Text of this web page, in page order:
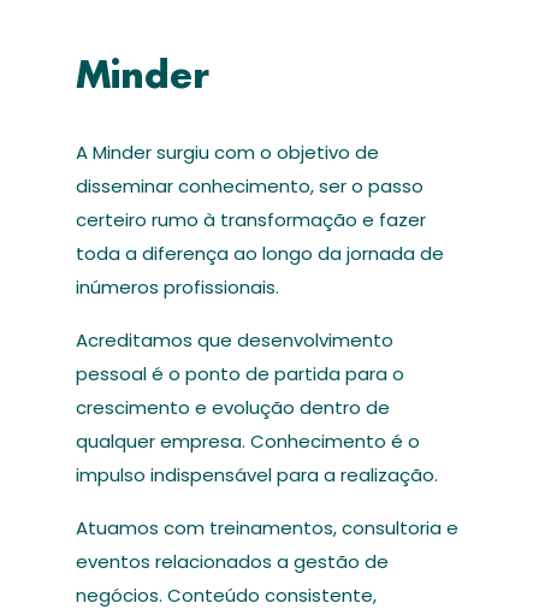
Minder
A Minder surgiu com o objetivo de
disseminar conhecimento, ser o passo
certeiro rumo à transformação e fazer
toda a diferença ao longo da jornada de
inúmeros profissionais.
Acreditamos que desenvolvimento
pessoal é o ponto de partida para o
crescimento e evolução dentro de
qualquer empresa. Conhecimento é o
impulso indispensável para a realização.
Atuamos com treinamentos, consultoria e
eventos relacionados a gestão de
negócios. Conteúdo consistente,